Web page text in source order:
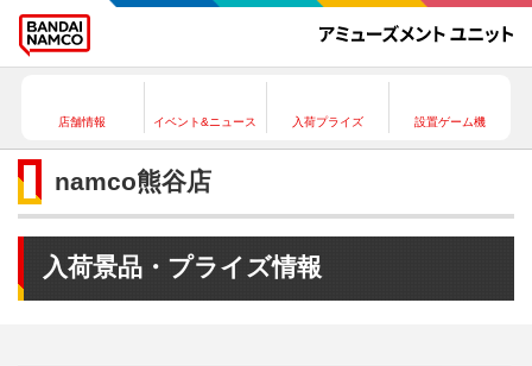
店舗情報 イベント&ニュース 入荷プライズ 設置ゲーム機
namco熊谷店
入荷景品・プライズ情報